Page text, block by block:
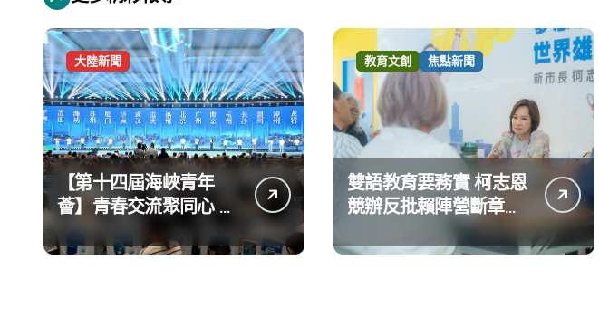
大陸新聞
【第十四屆海峽青年
薈】青春交流聚同心 攜
手融合共奮進
教育文創 焦點新聞
雙語教育要務實 柯志恩
競辦反批賴陣營斷章取
義 表達嚴正抗議